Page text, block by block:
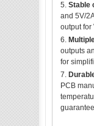
Stable
and 5V/
output for
outputs
for
PCB